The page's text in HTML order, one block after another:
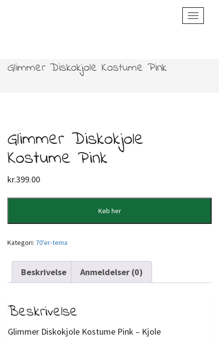
Toggle
Glimmer Diskokjole Kostume Pink
Glimmer Diskokjole
Kostume Pink
kr.399.00
Køb her
Kategori: 70'er-tema
Beskrivelse Anmeldelser (0)
Beskrivelse
Glimmer Diskokjole Kostume Pink – Kjole